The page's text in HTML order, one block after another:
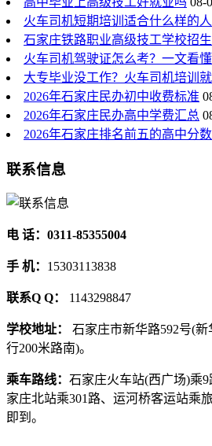
火车司机短期培训适合什么样的人
石家庄铁路职业高级技工学校招
火车司机驾驶证怎么考？一文看
大专毕业没工作？火车司机培训
2026年石家庄民办初中收费标准
2026年石家庄民办高中学费汇总
2026年石家庄排名前五的高中分
联系信息
电 话：0311-85355004
手 机： 15303113838
联系Q Q： 1143298847
学校地址： 石家庄市新华路592号(
行200米路南)。
乘车路线： 石家庄火车站(西广场)乘
家庄北站乘301路、运河桥客运站乘
即到。